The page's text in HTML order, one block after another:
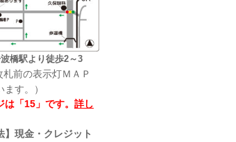
橋駅より徒歩2～3
札前の表示灯ＭＡＰ
す。）
は「15」です。 詳し
】現金・クレジット